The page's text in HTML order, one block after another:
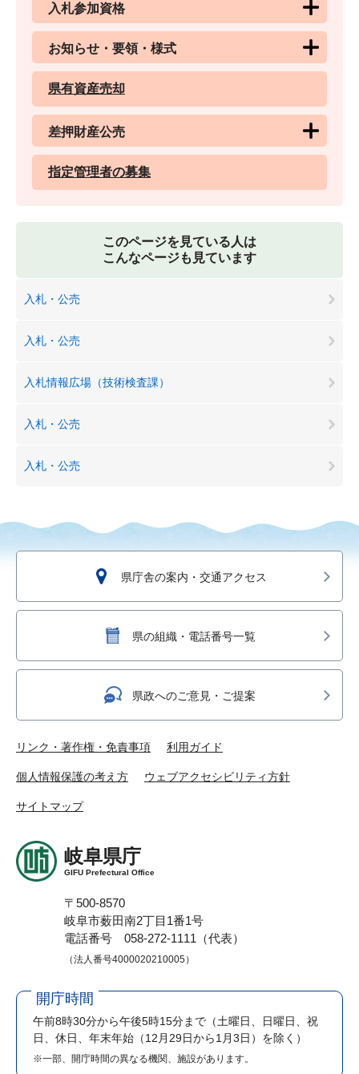
入札参加資格
お知らせ・要領・様式
県有資産売却
差押財産公売
指定管理者の募集
このページを見ている人は
こんなページも見ています
入札・公売
入札・公売
入札情報広場（技術検査課）
入札・公売
入札・公売
県庁舎の案内・交通アクセス
県の組織・電話番号一覧
県政へのご意見・ご提案
リンク・著作権・免責事項 利用ガイド
個人情報保護の考え方 ウェブアクセシビリティ方針
サイトマップ
岐阜県庁
GIFU Prefectural Office
〒500-8570
岐阜市薮田南2丁目1番1号
電話番号 058-272-1111（代表）
（法人番号4000020210005）
開庁時間
午前8時30分から午後5時15分まで （土曜日、日曜日、祝
日、休日、年末年始（12月29日から1月3日）を除く）
※一部、開庁時間の異なる機関、施設があります。